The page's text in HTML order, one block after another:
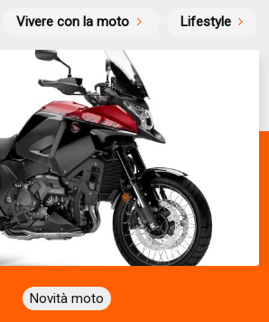
Vivere con la moto Lifestyle
Novità moto